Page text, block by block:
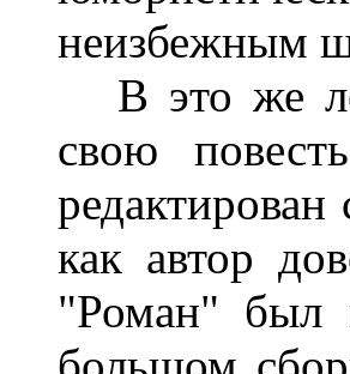
неизбежным
В это же
свою
как автор
"Роман" был